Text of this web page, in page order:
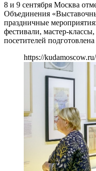
8 и 9 сентября Москва
Объединения
праздничные
фестивали, мастер-
посетителей
https://